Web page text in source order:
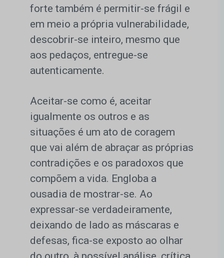
forte também é permitir-se frágil e
em meio a própria vulnerabilidade,
descobrir-se inteiro, mesmo que
aos pedaços, entregue-se
autenticamente.
Aceitar-se como é, aceitar
igualmente os outros e as
situações é um ato de coragem
que vai além de abraçar as próprias
contradições e os paradoxos que
compõem a vida. Engloba a
ousadia de mostrar-se. Ao
expressar-se verdadeiramente,
deixando de lado as máscaras e
defesas, fica-se exposto ao olhar